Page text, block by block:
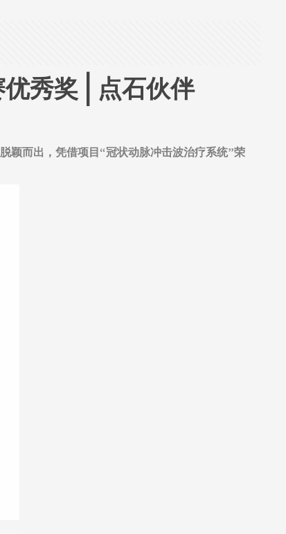
秀奖 | 点石伙伴
颖而出，凭借项目“冠状动脉冲击波治疗系统”荣